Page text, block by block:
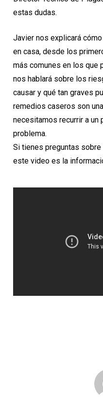
estas dudas.
Javier nos explicará
en casa, desde los
más comunes en los que
nos hablará sobre los
causar y qué tan graves
remedios caseros son
necesitamos recurrir a
problema.
Si tienes preguntas
este video es la